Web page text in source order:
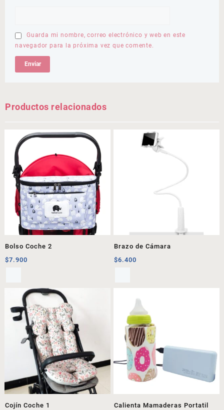
Guarda mi nombre, correo electrónico y web en este
navegador para la próxima vez que comente.
Productos relacionados
Bolso Coche 2
$7.900
Brazo de Cámara
$6.400
Cojín Coche 1
Calienta Mamaderas Portatil